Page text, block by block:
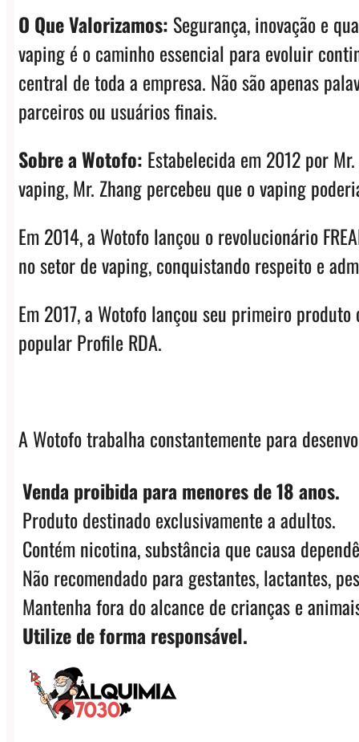
O Que Valorizamos: Segurança, inovação e
vaping é o caminho essencial para evoluir
central de toda a empresa. Não são apenas
parceiros ou usuários finais.
Sobre a Wotofo: Estabelecida em 2012 por
vaping, Mr. Zhang percebeu que o vaping
Em 2014, a Wotofo lançou o revolucionário
no setor de vaping, conquistando respeito e
Em 2017, a Wotofo lançou seu primeiro
popular Profile RDA.
A Wotofo trabalha constantemente para
Venda proibida para menores de 18 anos.
Produto destinado exclusivamente a adultos.
Contém nicotina, substância que causa
Não recomendado para gestantes, lactantes,
Mantenha fora do alcance de crianças e
Utilize de forma responsável.